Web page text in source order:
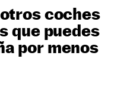
coches
que puedes
por menos